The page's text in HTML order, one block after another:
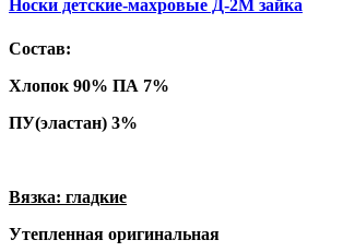
Носки детские-махровые Д-2М зайка
Состав:
Хлопок 90% ПА 7%
ПУ(эластан) 3%
Вязка: гладкие
Утепленная оригинальная